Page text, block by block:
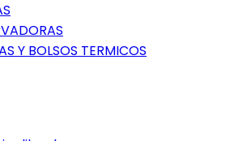
Y BOLSOS TERMICOS